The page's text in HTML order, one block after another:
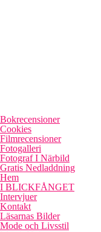
Bokrecensioner
Cookies
Filmrecensioner
Fotogalleri
Fotograf I Närbild
Gratis Nedladdning
Hem
I BLICKFÅNGET
Intervjuer
Kontakt
Läsarnas Bilder
Mode och Livsstil